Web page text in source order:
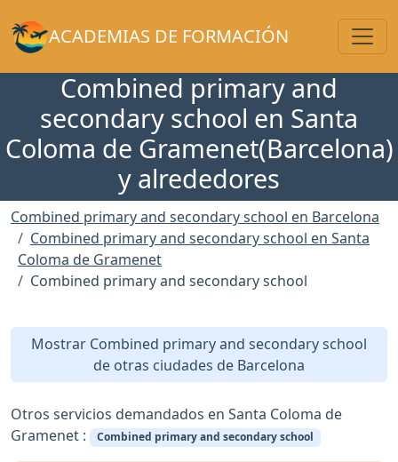
ACADEMIAS DE FORMACIÓN
Combined primary and
secondary school en Santa
Coloma de Gramenet(Barcelona)
y alrededores
Combined primary and secondary school en Barcelona
Combined primary and secondary school en Santa
Coloma de Gramenet
Combined primary and secondary school
Mostrar Combined primary and secondary school
de otras ciudades de Barcelona
Otros servicios demandados en Santa Coloma de
Gramenet :
Combined primary and secondary school